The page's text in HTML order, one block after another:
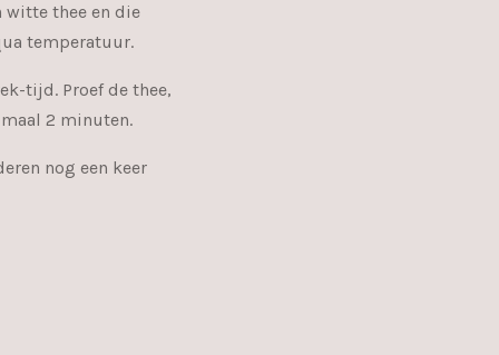
witte thee en die
temperatuur.
tijd. Proef de thee,
2 minuten.
nog een keer